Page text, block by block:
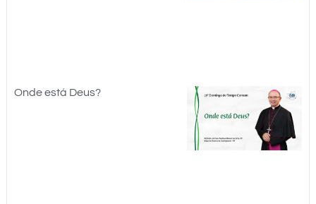
Onde está Deus?